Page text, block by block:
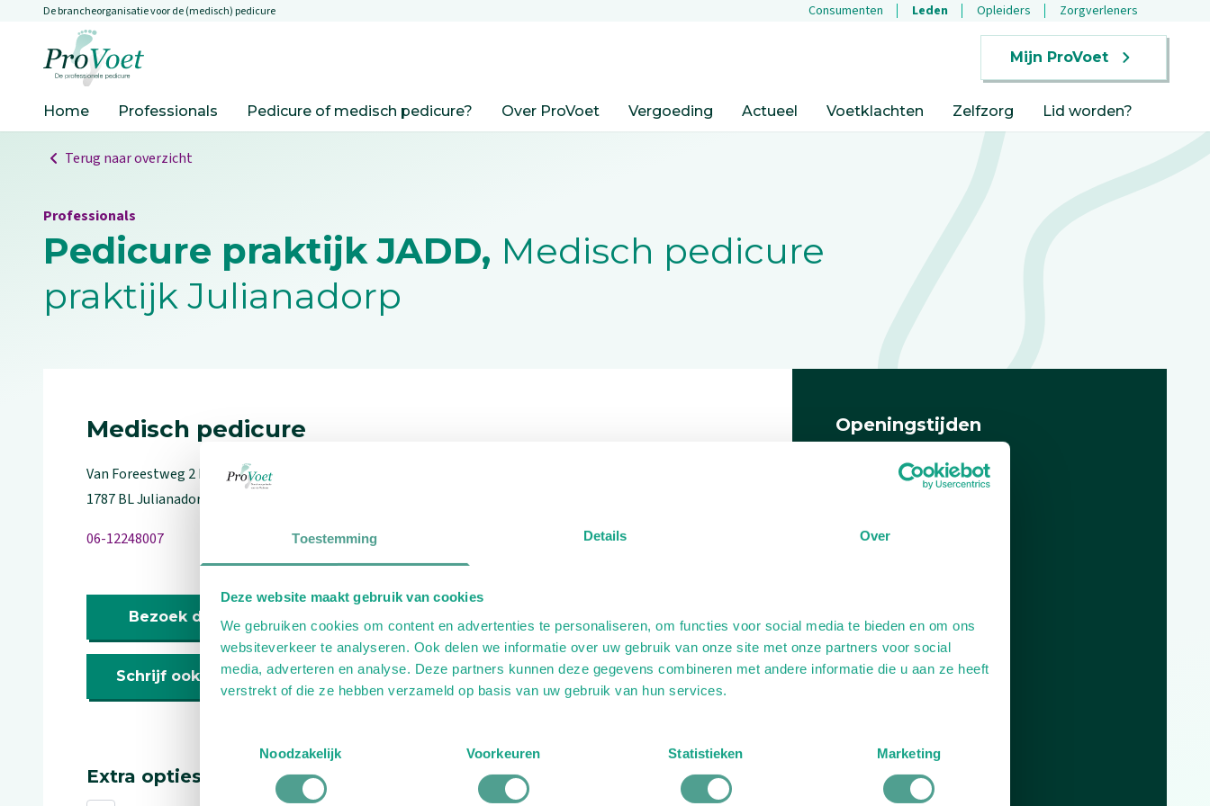
Toestemming Details Over
Deze website maakt gebruik van cookies
We gebruiken cookies om content en advertenties te personaliseren, om functies voor social media te bieden en om ons
websiteverkeer te analyseren. Ook delen we informatie over uw gebruik van onze site met onze partners voor social
media, adverteren en analyse. Deze partners kunnen deze gegevens combineren met andere informatie die u aan ze heeft
verstrekt of die ze hebben verzameld op basis van uw gebruik van hun services.
Noodzakelijk
Voorkeuren Statistieken Marketing
Overslaan en naar de inhoud gaan
De brancheorganisatie voor de (medisch) pedicure Consumenten Leden Opleiders Zorgverleners
Mijn ProVoet
Home Professionals Pedicure of medisch pedicure? Over ProVoet Vergoeding Actueel Voetklachten Zelfzorg Lid worden?
Terug naar overzicht
Professionals
Pedicure praktijk JADD, Medisch pedicure
praktijk Julianadorp
Medisch pedicure
Van Foreestweg 2L
1787 BLJulianadorp
06-12248007
Bezoek de website
Schrijf ook een review
Extra opties
Openingstijden